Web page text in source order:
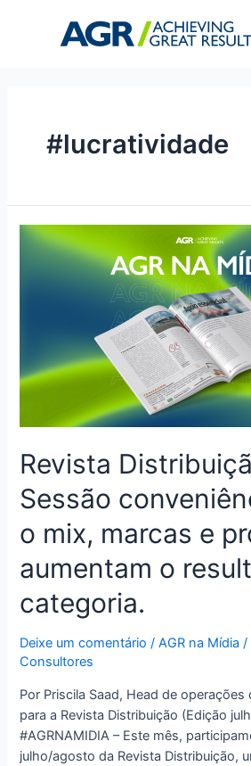
#lucratividade
Revista
Sessão
o mix, marcas e
aumentam o
categoria.
Deixe um comentário /AGR na Mídia /
Consultores
Por Priscila Saad, Head de operações
para a Revista Distribuição (Edição
#AGRNAMIDIA – Este mês,
julho/agosto da Revista Distribuição,